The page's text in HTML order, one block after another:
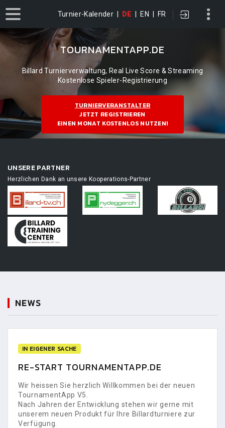
Turnier-Kalender DE EN FR
TOURNAMENTAPP.DE
Billard Turnierverwaltung, Real Live Score & Streaming
Kostenlose Spieler-Registrierung
TURNIERVERANSTALTER
JETZT REGISTRIEREN
EINEN MONAT KOSTENLOS NUTZEN!
UNSERE PARTNER
Herzlichen Dank an unsere Kooperations-Partner
NEWS
IN EIGENER SACHE
RE-START TOURNAMENTAPP.DE
Wir heissen Sie herzlich Willkommen bei der neuen
TournamentApp V5.
Nach Jahren der Entwicklung stehen wir gerne mit
unserem neuen Produkt für Ihre Billardturniere zur
Verfügung.